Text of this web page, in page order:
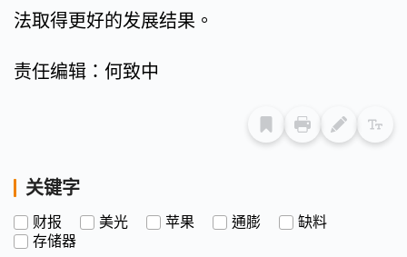
法取得更好的发展结果。
责任编辑：何致中
关键字
财报 美光 苹果 通膨
缺料
存储器